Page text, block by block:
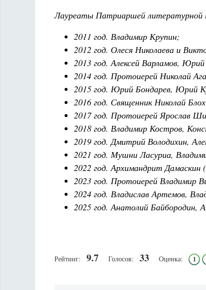
Лауреаты Патриаршей литературной
2011 год. Владимир Крупин;
2012 год. Олеся Николаева и
2013 год. Алексей Варламов,
2014 год. Протоиерей Николай
2015 год. Юрий Бондарев, Юрий
2016 год. Священник Николай
2017 год. Протоиерей Ярослав
2018 год. Владимир Костров,
2019 год. Дмитрий Володихин,
2021 год. Мушни Ласуриа,
2022 год. Архимандрит Дамаскин
2023 год. Протоиерей Владимир
2024 год. Владислав Артемов,
2025 год. Анатолий Байбородин,
Рейтинг: 9.7 Голосов: 33 Оценка: 1